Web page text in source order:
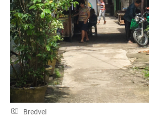
Bredvei